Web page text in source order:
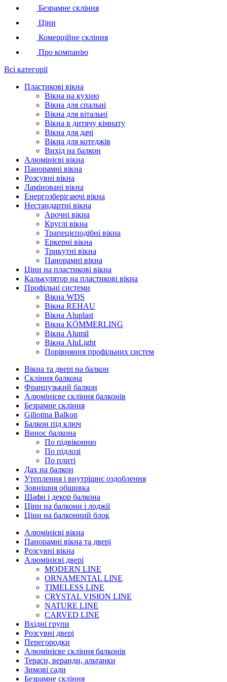
Безрамне скління
Ціни
Комерційне скління
Про компанію
Всі категорії
Пластикові вікна
Вікна на кухню
Вікна для спальні
Вікна для вітальні
Вікна в дитячу кімнату
Вікна для дачі
Вікна для котеджів
Вихід на балкон
Алюмінієві вікна
Панорамні вікна
Розсувні вікна
Ламіновані вікна
Енергозберігаючі вікна
Нестандартні вікна
Арочні вікна
Круглі вікна
Трапецієподібні вікна
Еркерні вікна
Трикутні вікна
Панорамні вікна
Ціни на пластикові вікна
Калькулятор на пластикові вікна
Профільні системи
Вікна WDS
Вікна REHAU
Вікна Aluplast
Вікна KÖMMERLING
Вікна Alumil
Вікна AluLight
Порівняння профільних систем
Вікна та двері на балкон
Скління балкона
Французький балкон
Алюмінієве скління балконів
Безрамне скління
Giliotina Balkon
Балкон під ключ
Винос балкона
По підвіконню
По підлозі
По плиті
Дах на балкон
Утеплення і внутрішнє оздоблення
Зовнішня обшивка
Шафи і декор балкона
Ціни на балкони і лоджії
Ціни на балконний блок
Алюмінієві вікна
Панорамні вікна та двері
Розсувні вікна
Алюмінієві двері
MODERN LINE
ORNAMENTAL LINE
TIMELESS LINE
CRYSTAL VISION LINE
NATURE LINE
CARVED LINE
Вхідні групи
Розсувні двері
Перегородки
Алюмінієве скління балконів
Тераси, веранди, альтанки
Зимові сади
Безрамне скління